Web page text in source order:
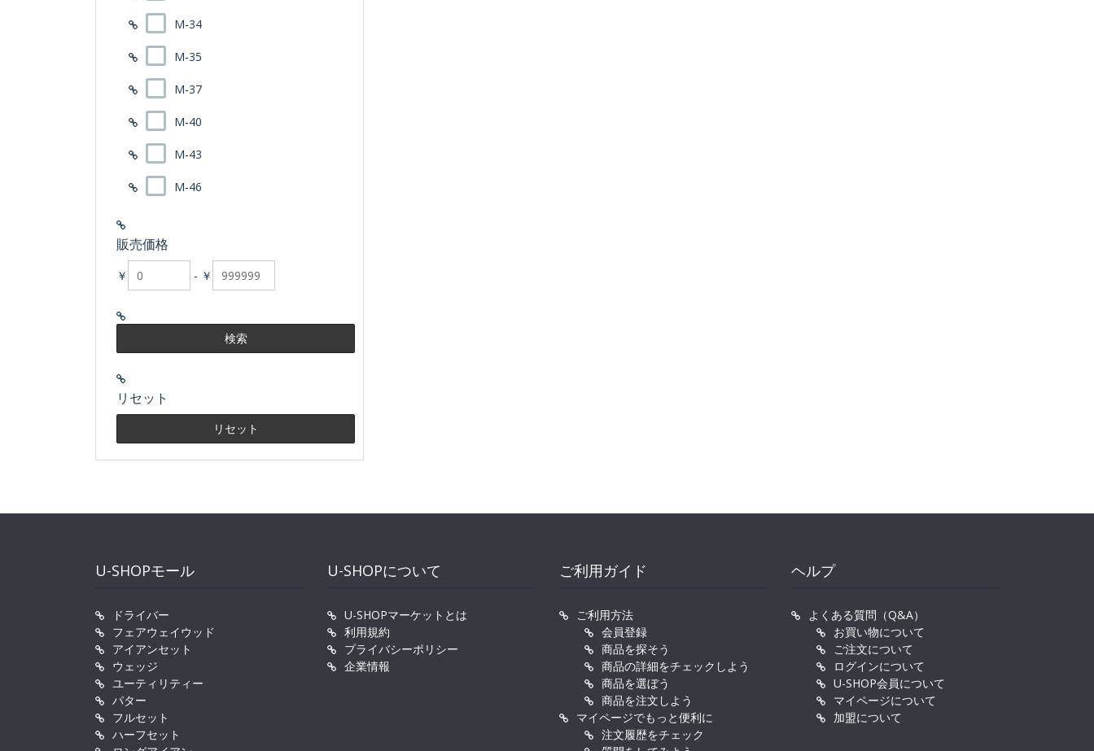
M-34
M-35
M-37
M-40
M-43
M-46
販売価格
￥ - ￥
リセット
U-SHOPモール
ドライバー
フェアウェイウッド
アイアンセット
ウェッジ
ユーティリティー
パター
フルセット
ハーフセット
U-SHOPについて
U-SHOPマーケットとは
利用規約
プライバシーポリシー
企業情報
ご利用ガイド
ご利用方法
会員登録
商品を探そう
商品の詳細をチェックしよう
商品を選ぼう
商品を注文しよう
マイページでもっと便利に
注文履歴をチェック
ヘルプ
よくある質問（Q&A）
お買い物について
ご注文について
ログインについて
U-SHOP会員について
マイページについて
加盟について